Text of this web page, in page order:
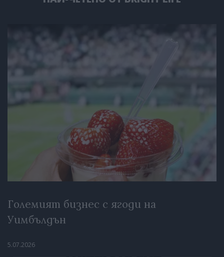
Големият бизнес с ягоди на
Уимбълдън
5.07.2026